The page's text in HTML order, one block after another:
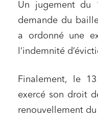
Un jugement du
demande du
a ordonné une
l’indemnité
Finalement, le
exercé son droit
renouvellement